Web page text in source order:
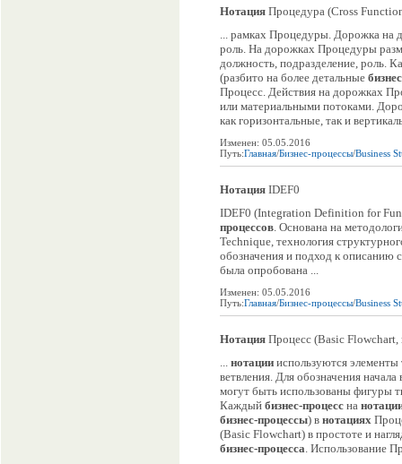
Нотация Процедура (Cross
... рамках Процедуры. Дорожка на
роль. На дорожках Процедуры
должность, подразделение, роль.
(разбито на более детальные
Процесс. Действия на дорожках
или материальными потоками.
как горизонтальные, так и
Изменен: 05.05.2016
Путь:Главная/Бизнес-процессы/Business
Нотация IDEF0
IDEF0 (Integration Definition for
процессов. Основана на
Technique, технология
обозначения и подход к описанию
была опробована ...
Изменен: 05.05.2016
Путь:Главная/Бизнес-процессы/Business
Нотация Процесс (Basic Flowchart,
... нотации используются
ветвления. Для обозначения
могут быть использованы фигуры
Каждый бизнес-процесс на
бизнес-процессы) в нотациях
(Basic Flowchart) в простоте и
бизнес-процесса. Использование